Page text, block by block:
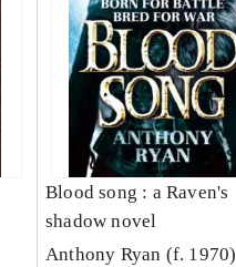
Blood song : a Raven's
shadow novel
Anthony Ryan (f. 1970)